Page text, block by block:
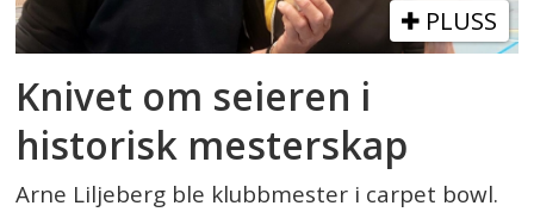
PLUSS
Knivet om seieren i
historisk mesterskap
Arne Liljeberg ble klubbmester i carpet bowl.